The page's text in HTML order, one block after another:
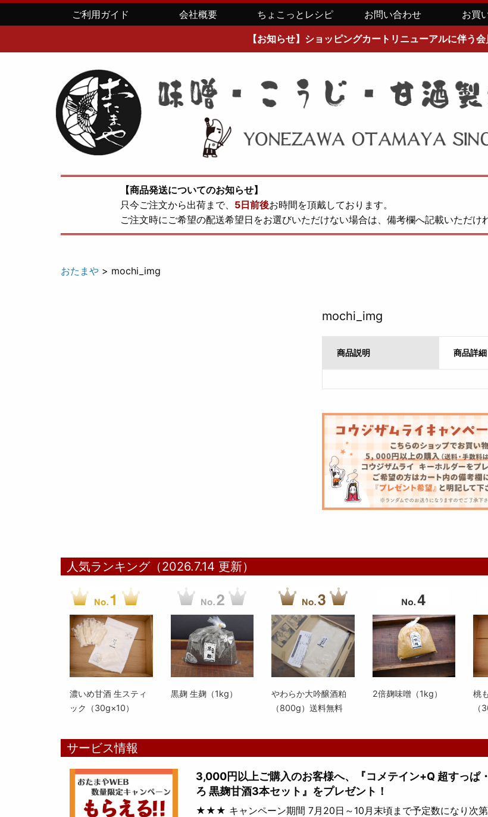
ご利用ガイド 会社概要 ちょこっとレシピ お問い合わせ お買
【お知らせ】ショッピングカートリニューアルに伴う
【商品発送についてのお知らせ】
只今ご注文から出荷まで、 5日前後お時間を頂戴しております。
ご注文時にご希望の配送希望日をお選びいただけない場合は、備考欄へ記載いただけ
おたまや > mochi_img
mochi_img
商品説明 商品詳細
人気ランキング（2026.7.14 更新）
濃いめ甘酒 生スティ
ック（30g×10）
黒麹 生麹（1kg）
やわらか大吟醸酒粕
（800g）送料無料
2倍麹味噌（1kg）
桃
（
サービス情報
3,000円以上ご購入のお客様へ、『コメテイン+Q 超すっぱ
ろ 黒麹甘酒3本セット』をプレゼント！
★★★ キャンペーン期間 7月20日～10月末頃まで予定数になり